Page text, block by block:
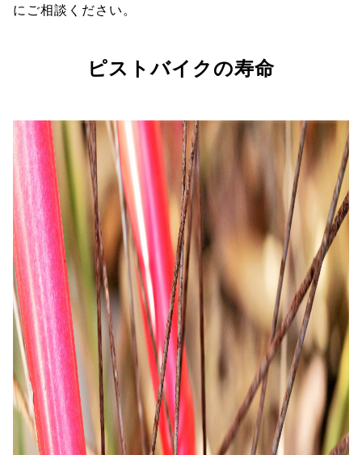
にご相談ください。
ピストバイクの寿命